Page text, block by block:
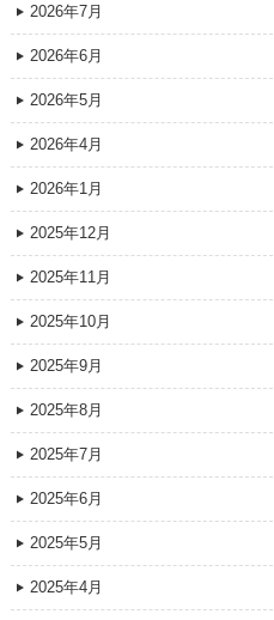
2026年7月
2026年6月
2026年5月
2026年4月
2026年1月
2025年12月
2025年11月
2025年10月
2025年9月
2025年8月
2025年7月
2025年6月
2025年5月
2025年4月